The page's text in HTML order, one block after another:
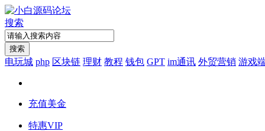
搜索
搜索
电玩城 php 区块链 理财 教程 钱包 GPT im通讯 外贸营销 游戏
充值美金
特惠VIP